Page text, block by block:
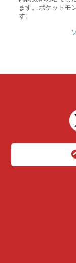
ます。ポケットモ
す。